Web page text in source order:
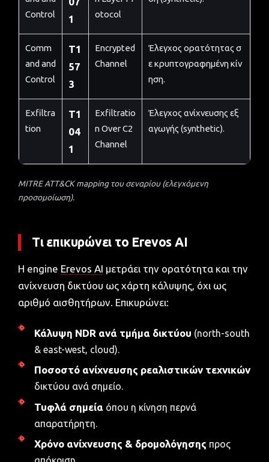
Control
1
otocol
Comm
and and
Control
T1
57
3
Encrypted
Channel
Έλεγχος ορατότητας σ
ε κρυπτογραφημένη κίν
ηση.
Exfiltra
tion
T1
04
1
Exfiltratio
n Over C2
Channel
Έλεγχος ανίχνευσης εξ
αγωγής (synthetic).
MITRE ATT&CK mapping του σεναρίου (ελεγχόμενη
προσομοίωση).
Τι επικυρώνει το Erevos AI
Η engine Erevos AI μετράει την ορατότητα και την
ανίχνευση δικτύου ως χάρτη κάλυψης, όχι ως
αριθμό αισθητήρων. Επικυρώνει:
Κάλυψη NDR ανά τμήμα δικτύου (north-south
& east-west, cloud).
Ποσοστό ανίχνευσης ρεαλιστικών τεχνικών
δικτύου ανά σημείο.
Τυφλά σημεία όπου η κίνηση περνά
απαρατήρητη.
Χρόνο ανίχνευσης & δρομολόγησης προς